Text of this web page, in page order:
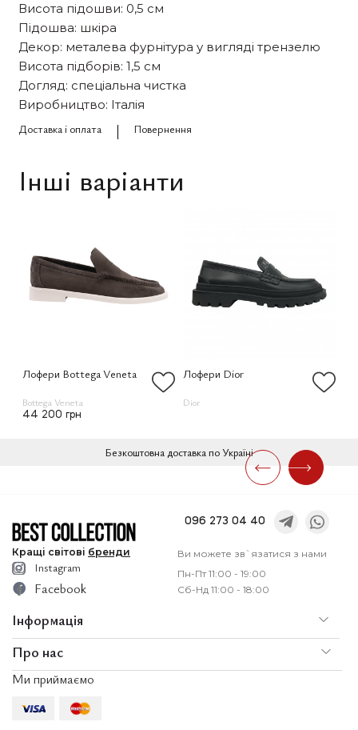
Висота підошви: 0,5 см
Підошва: шкіра
Декор: металева фурнітура у вигляді трензелю
Висота підборів: 1,5 см
Догляд: спеціальна чистка
Виробництво: Італія
Доставка і оплата
Повернення
Інші варіанти
Лофери Bottega Veneta
Bottega Veneta
44 200 грн
Лофери Dior
Dior
Безкоштовна доставка по Україні
Кращі світові бренди
096 273 04 40
Ви можете зв`язатися з нами
Пн-Пт 11:00 - 19:00
Сб-Нд 11:00 - 18:00
Про нас
Послуги
Інформація
Доставка і оплата
Instagram
Facebook
Ми приймаємо